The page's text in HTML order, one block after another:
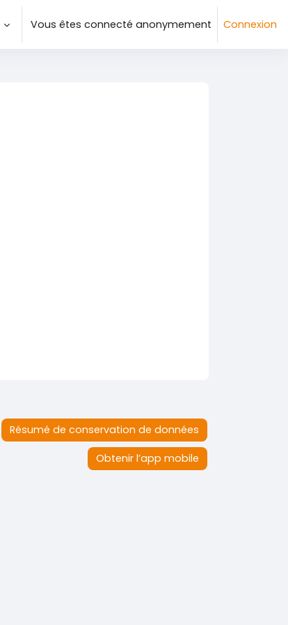
Vous êtes connecté anonymement Connexion
Résumé de conservation de données
Obtenir l’app mobile